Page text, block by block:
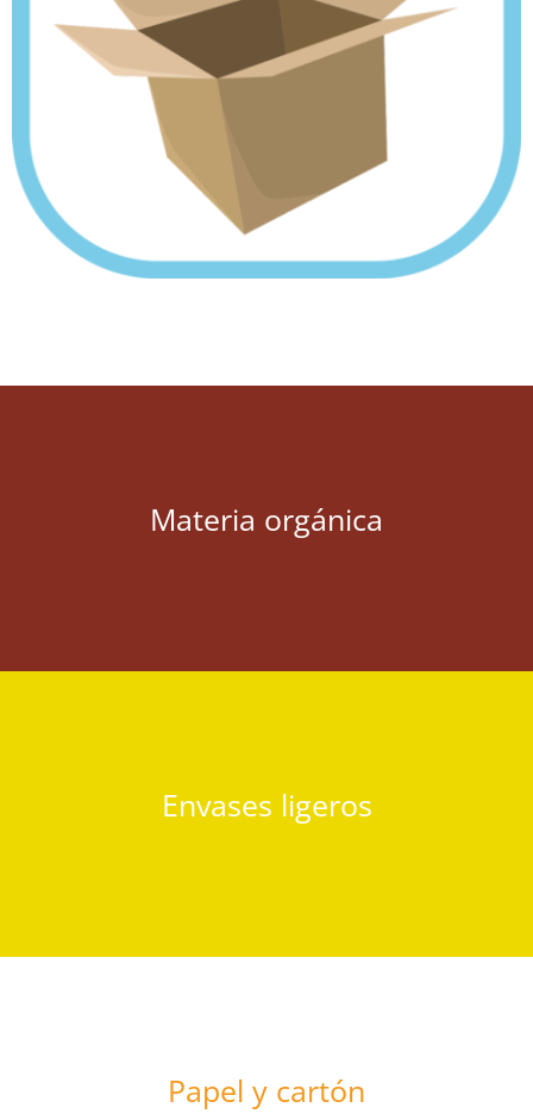
Materia orgánica
Envases ligeros
Papel y cartón